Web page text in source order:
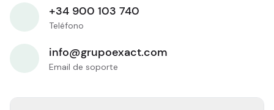
+34 900 103 740
Teléfono
info@grupoexact.com
Email de soporte